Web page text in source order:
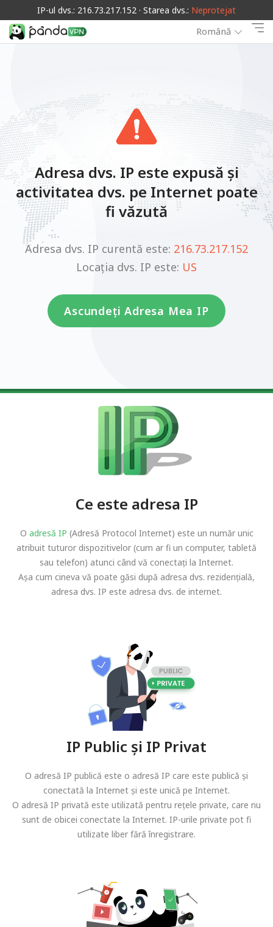
IP-ul dvs.: 216.73.217.152 · Starea dvs.: Neprotejat
Română
Adresa dvs. IP este expusă și
activitatea dvs. pe Internet poate
fi văzută
Adresa dvs. IP curentă este: 216.73.217.152
Locația dvs. IP este: US
Ascundeți Adresa Mea IP
Ce este adresa IP
O adresă IP (Adresă Protocol Internet) este un număr unic
atribuit tuturor dispozitivelor (cum ar fi un computer, tabletă
sau telefon) atunci când vă conectați la Internet.
Așa cum cineva vă poate găsi după adresa dvs. rezidențială,
adresa dvs. IP este adresa dvs. de internet.
IP Public și IP Privat
O adresă IP publică este o adresă IP care este publică și
conectată la Internet și este unică pe Internet.
O adresă IP privată este utilizată pentru rețele private, care nu
sunt de obicei conectate la Internet. IP-urile private pot fi
utilizate liber fără înregistrare.